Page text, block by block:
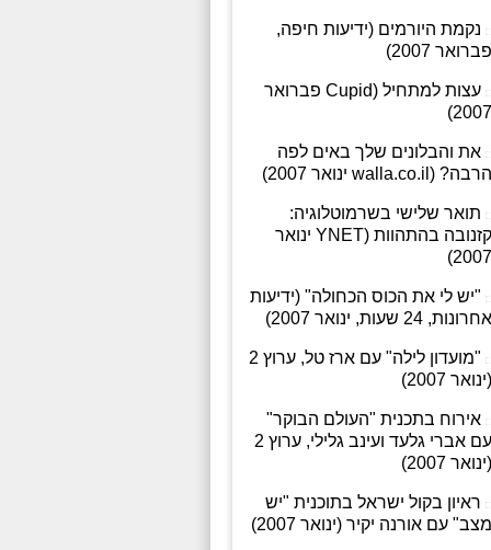
נקמת היורמים (ידיעות חיפה,
פברואר 2007)
עצות למתחיל (Cupid פברואר
2007)
את והבלונים שלך באים לפה
הרבה? (walla.co.il ינואר 2007)
תואר שלישי בשרמוטלוגיה:
קזנובה בהתהוות (YNET ינואר
2007)
"יש לי את הכוס הכחולה" (ידיעות
אחרונות, 24 שעות, ינואר 2007)
"מועדון לילה" עם ארז טל, ערוץ 2
(ינואר 2007)
אירוח בתכנית "העולם הבוקר"
עם אברי גלעד ועינב גלילי, ערוץ 2
(ינואר 2007)
ראיון בקול ישראל בתוכנית "יש
מצב" עם אורנה יקיר (ינואר 2007)